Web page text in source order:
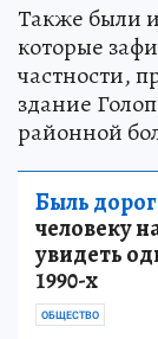
Также были
которые
частности,
здание
районной
Быль
человеку
увидеть
1990-х
ОБЩЕСТВО